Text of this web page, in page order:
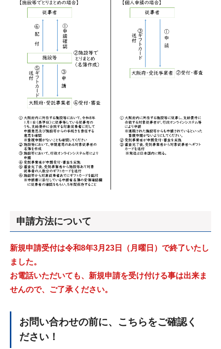
申請方法について
新規申請受付は令和8年3月23日（月曜日）で終了いたし
ました。
お電話いただいても、新規申請を受け付ける事は出来ま
せんので、ご了承ください。
お問い合わせの前に、こちらをご確認く
ださい！